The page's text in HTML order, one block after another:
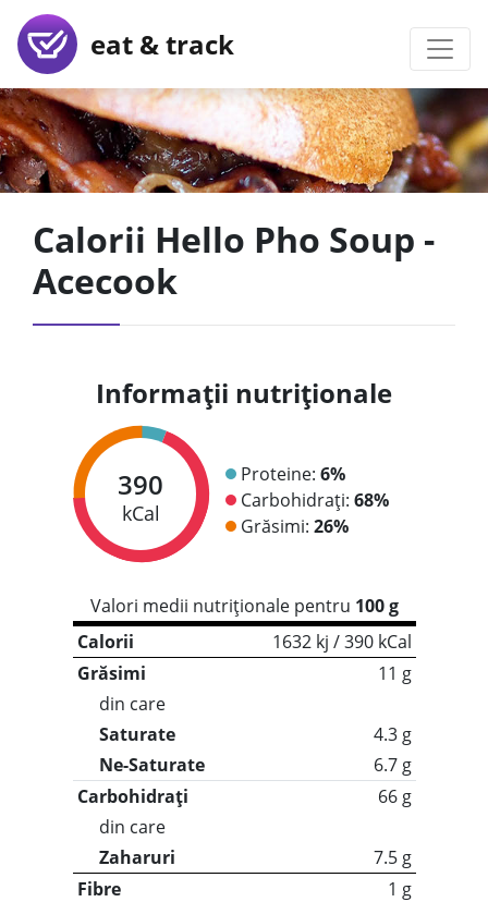
eat & track
Calorii Hello Pho Soup -
Acecook
Informații nutriționale
390
kCal
Proteine: 6%
Carbohidrați: 68%
Grăsimi: 26%
Valori medii nutriționale pentru 100 g
Calorii
1632 kj / 390 kCal
Grăsimi
11 g
din care
Saturate
4.3 g
Ne-Saturate
6.7 g
Carbohidrați
66 g
din care
Zaharuri
7.5 g
Fibre
1 g